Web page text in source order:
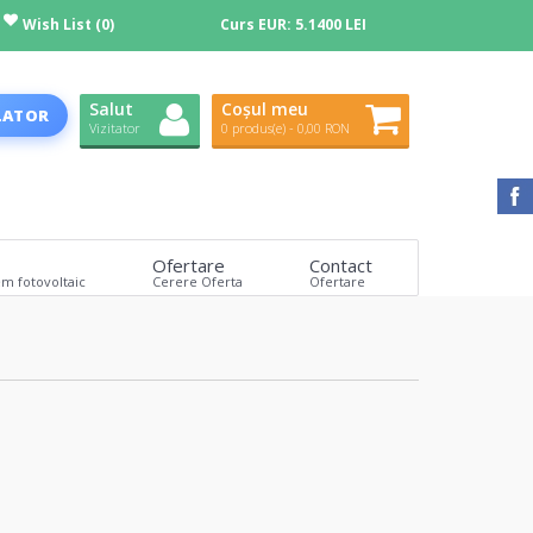
Wish List (0) Curs EUR: 5.1400 LEI
Salut
Vizitator
Coșul meu
0 produs(e) - 0,00 RON
fotovoltaic
Ofertare
Cerere Oferta
Contact
Ofertare